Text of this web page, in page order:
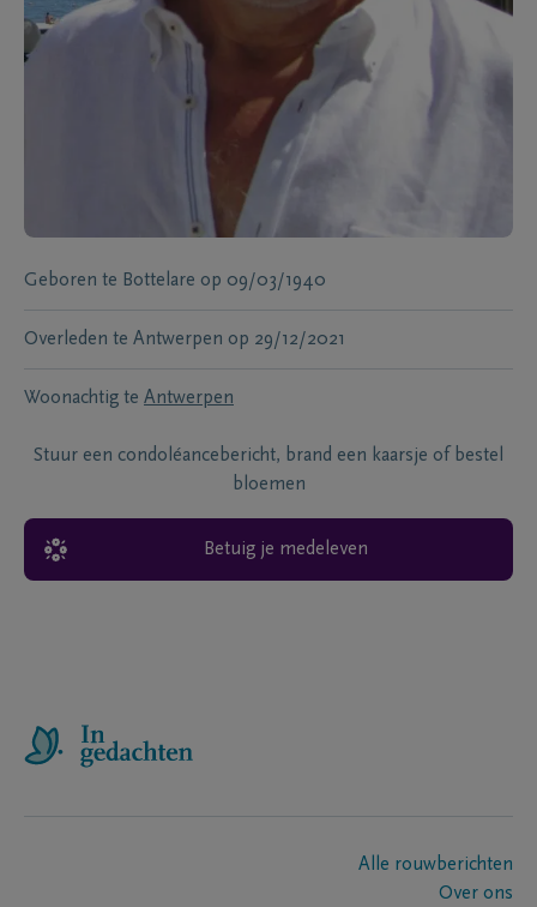
Geboren te Bottelare op 09/03/1940
Overleden te Antwerpen op 29/12/2021
Woonachtig te Antwerpen
Stuur een condoléancebericht, brand een kaarsje of bestel
bloemen
Betuig je medeleven
Alle rouwberichten
Over ons